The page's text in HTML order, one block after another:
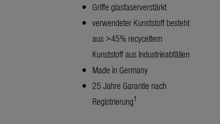
Griffe glasfaserverstärkt
verwendeter Kunststoff besteht
aus >45% recyceltem
Kunststoff aus Industrieabfällen
Made in Germany
25 Jahre Garantie nach
Registrierung1